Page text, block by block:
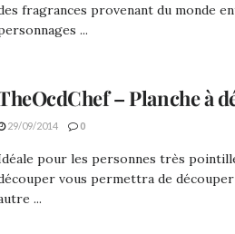
fragrances provenant du monde
...
– Planche à
29/09/2014 0
pour les personnes très
vous permettra de
...